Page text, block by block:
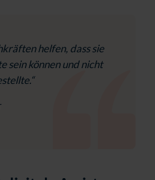
helfen, dass sie
sein können und nicht